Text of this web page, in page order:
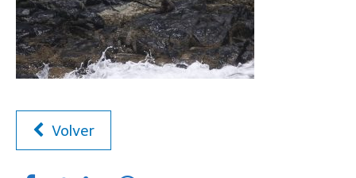
Volver